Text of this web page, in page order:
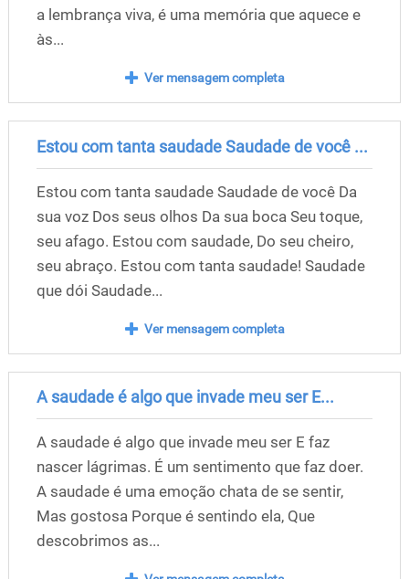
a lembrança viva, é uma memória que aquece e
às...
Ver mensagem completa
Estou com tanta saudade Saudade de você ...
Estou com tanta saudade Saudade de você Da
sua voz Dos seus olhos Da sua boca Seu toque,
seu afago. Estou com saudade, Do seu cheiro,
seu abraço. Estou com tanta saudade! Saudade
que dói Saudade...
Ver mensagem completa
A saudade é algo que invade meu ser E...
A saudade é algo que invade meu ser E faz
nascer lágrimas. É um sentimento que faz doer.
A saudade é uma emoção chata de se sentir,
Mas gostosa Porque é sentindo ela, Que
descobrimos as...